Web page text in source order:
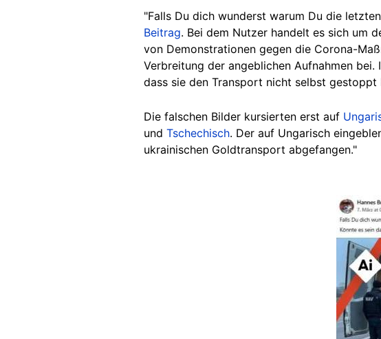
"Falls Du dich wunderst warum Du die
Beitrag. Bei dem Nutzer handelt es sich um
von Demonstrationen gegen die Corona-
Verbreitung der angeblichen Aufnahmen
dass sie den Transport nicht selbst gestoppt
Die falschen Bilder kursierten erst auf
und Tschechisch. Der auf Ungarisch
ukrainischen Goldtransport abgefangen."